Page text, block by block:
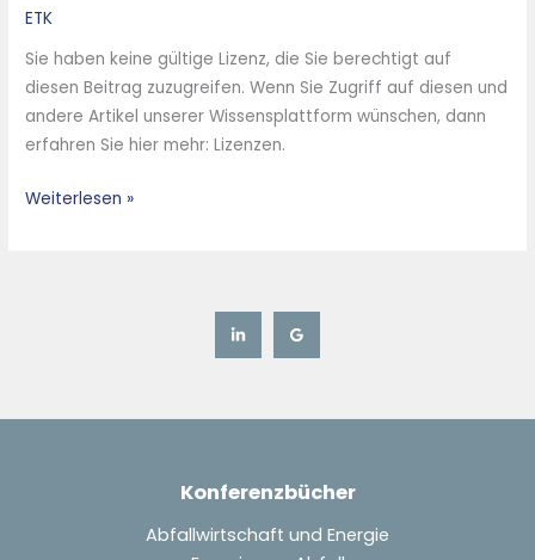
ETK
Sie haben keine gültige Lizenz, die Sie berechtigt auf
diesen Beitrag zuzugreifen. Wenn Sie Zugriff auf diesen und
andere Artikel unserer Wissensplattform wünschen, dann
erfahren Sie hier mehr: Lizenzen.
Recycling
Mineralwolleabfällen
der
Weiterlesen »
Konferenzbücher
Abfallwirtschaft und Energie